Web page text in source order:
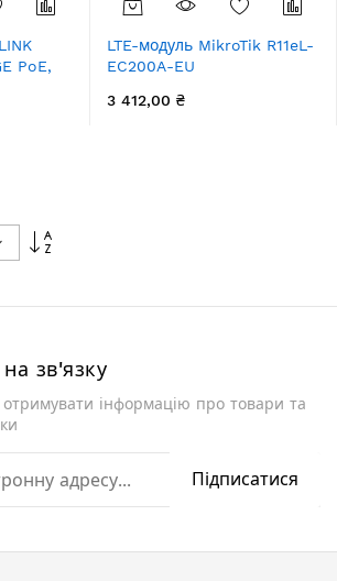
PoE,
LTE-модуль MikroTik R11eL-
EC200A-EU
3 412,00 ₴
Сортувати
зв'язку
інформацію про товари та
Підписатися